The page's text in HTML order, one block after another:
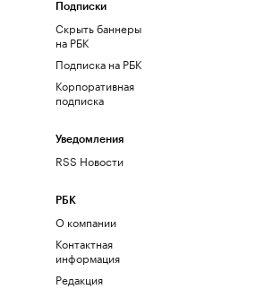
Подписки
Скрыть баннеры
на РБК
Подписка на РБК
Корпоративная
подписка
Уведомления
RSS Новости
РБК
О компании
Контактная
информация
Редакция